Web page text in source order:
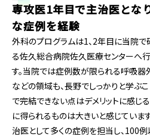
専攻医1年目で主治医とな
な症例を経験
外科のプログラムは1、2年目に当院
る佐久総合病院佐久医療センターへ
す。当院では症例数が限られる呼吸器
などの領域も、長野でしっかりと学ぶ
で完結できない点はデメリットに感じ
に得られるものは大きいと感じていま
治医として多くの症例を担当し、100